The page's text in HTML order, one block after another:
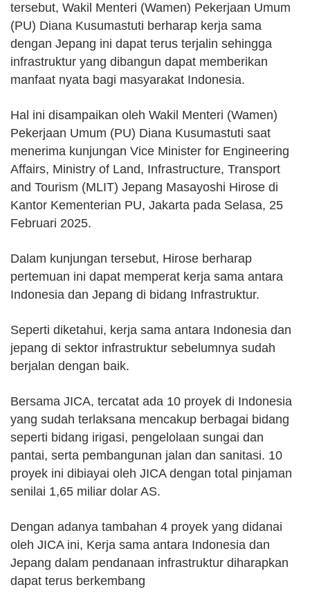
tersebut, Wakil Menteri (Wamen) Pekerjaan Umum
(PU) Diana Kusumastuti berharap kerja sama
dengan Jepang ini dapat terus terjalin sehingga
infrastruktur yang dibangun dapat memberikan
manfaat nyata bagi masyarakat Indonesia.
Hal ini disampaikan oleh Wakil Menteri (Wamen)
Pekerjaan Umum (PU) Diana Kusumastuti saat
menerima kunjungan Vice Minister for Engineering
Affairs, Ministry of Land, Infrastructure, Transport
and Tourism (MLIT) Jepang Masayoshi Hirose di
Kantor Kementerian PU, Jakarta pada Selasa, 25
Februari 2025.
Dalam kunjungan tersebut, Hirose berharap
pertemuan ini dapat memperat kerja sama antara
Indonesia dan Jepang di bidang Infrastruktur.
Seperti diketahui, kerja sama antara Indonesia dan
jepang di sektor infrastruktur sebelumnya sudah
berjalan dengan baik.
Bersama JICA, tercatat ada 10 proyek di Indonesia
yang sudah terlaksana mencakup berbagai bidang
seperti bidang irigasi, pengelolaan sungai dan
pantai, serta pembangunan jalan dan sanitasi. 10
proyek ini dibiayai oleh JICA dengan total pinjaman
senilai 1,65 miliar dolar AS.
Dengan adanya tambahan 4 proyek yang didanai
oleh JICA ini, Kerja sama antara Indonesia dan
Jepang dalam pendanaan infrastruktur diharapkan
dapat terus berkembang